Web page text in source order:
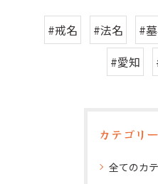
#戒名 #法名 #
#愛知
カテゴリー
全てのカ